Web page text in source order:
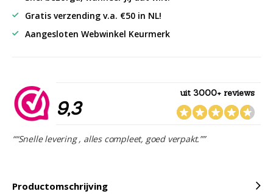
Gratis verzending v.a. €50 in NL!
Aangesloten Webwinkel Keurmerk
9,3
uit 3000+ reviews
““Snelle levering , alles compleet, goed verpakt.””
Productomschrijving